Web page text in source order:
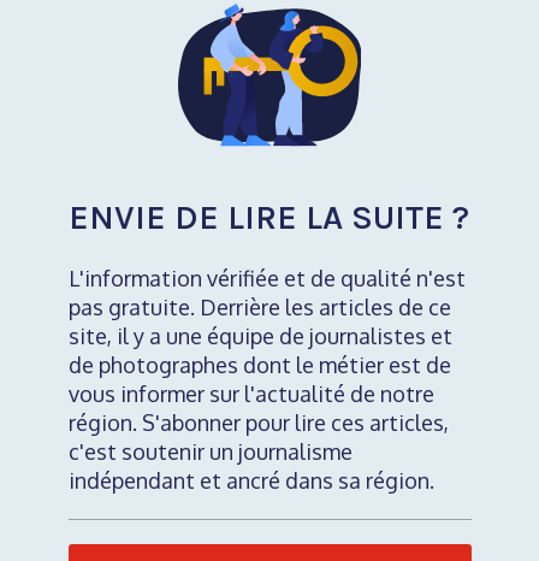
ENVIE DE LIRE LA SUITE ?
L'information vérifiée et de qualité n'est
pas gratuite. Derrière les articles de ce
site, il y a une équipe de journalistes et
de photographes dont le métier est de
vous informer sur l'actualité de notre
région. S'abonner pour lire ces articles,
c'est soutenir un journalisme
indépendant et ancré dans sa région.